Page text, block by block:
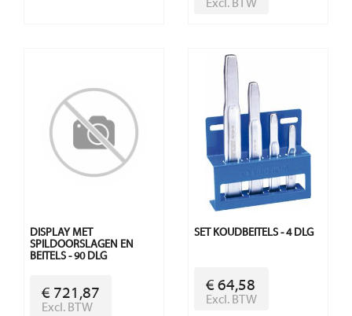
Excl. BTW
DISPLAY MET
SPILDOORSLAGEN EN
BEITELS - 90 DLG
€ 721,87
Excl. BTW
SET KOUDBEITELS - 4 DLG
€ 64,58
Excl. BTW